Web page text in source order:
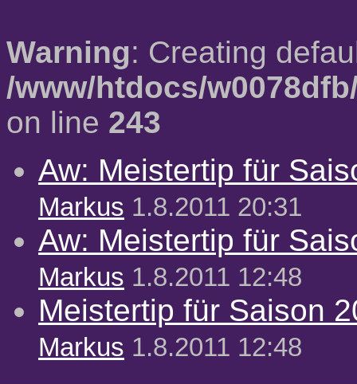
Warning: Creating
/www/htdocs/
on line 243
Aw: Meistertip für
Markus 1.8.2011 20:31
Aw: Meistertip für
Markus 1.8.2011 12:48
Meistertip für Saison
Markus 1.8.2011 12:48